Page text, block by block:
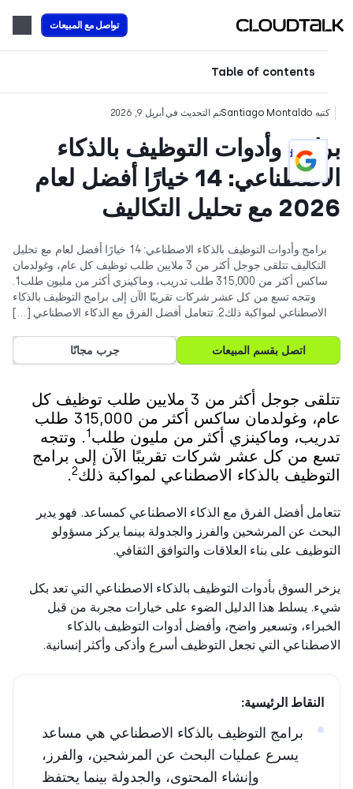
تواصل مع المبيعات
Table of contents
Santiago Montaldoتم التحديث في أبريل 9, 2026
وأدوات التوظيف بالذكاء
الاصطناعي: 14 خيارًا أفضل لعام
تحليل التكاليف
برامج وأدوات التوظيف بالذكاء الاصطناعي: 14 خيارًا أفضل لعام مع تحليل
التكاليف تتلقى جوجل أكثر من 3 ملايين طلب توظيف كل عام، وغولدمان
ساكس أكثر من 315,000 طلب تدريب، وماكينزي أكثر من مليون طلب1.
وتتجه تسع من كل عشر شركات تقريبًا الآن إلى برامج التوظيف بالذكاء
الاصطناعي لمواكبة ذلك2. تتعامل أفضل الفرق مع الذكاء الاصطناعي […]
اتصل بقسم المبيعات جرب مجانًا
تتلقى جوجل أكثر من 3 ملايين طلب توظيف كل
عام، وغولدمان ساكس أكثر من 315,000 طلب
وماكينزي أكثر من مليون طلب1 . وتتجه
من كل عشر شركات تقريبًا الآن إلى برامج
بالذكاء الاصطناعي لمواكبة ذلك 2
.
أفضل الفرق مع الذكاء الاصطناعي كمساعد. فهو يدير
عن المرشحين والفرز والجدولة بينما يركز مسؤولو
على بناء العلاقات والتوافق الثقافي.
السوق بأدوات التوظيف بالذكاء الاصطناعي التي تعد بكل
يسلط هذا الدليل الضوء على خيارات مجربة من قبل
وتسعير واضح، وأفضل أدوات التوظيف بالذكاء
التي تجعل التوظيف أسرع وأذكى وأكثر إنسانية.
النقاط الرئيسية:
برامج التوظيف بالذكاء الاصطناعي هي مساعد
يسرع عمليات البحث عن المرشحين، والفرز،
وإنشاء المحتوى، والجدولة بينما يحتفظ
Add CloudTalk as a preferred
source on Google